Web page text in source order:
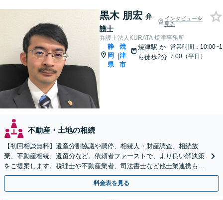
黒木 朋宏 弁
護士
インタビューを
見る
弁護士法人KURATA 焼津事務所
静
岡
県
|
焼
津
市
焼津駅 か
ら徒歩2分
営業時間：10:00~1
7:00（平日）
不動産・土地の相続
【初回相談無料】遺産分割協議や調停、相続人・財産調査、相続放
棄、不動産相続、遺留分など。依頼者ファーストで、より良い解決策
をご提案します。税理士や不動産業者、司法書士など他士業連携もワ
ンストップで対応【焼津駅2分】
料金表を見る